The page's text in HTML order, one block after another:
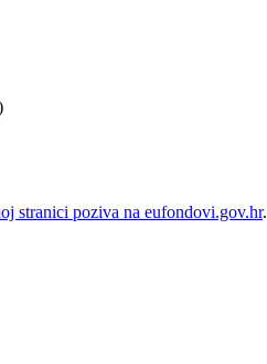
stranici poziva na eufondovi.gov.hr.